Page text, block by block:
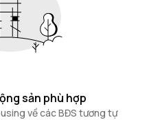
sản phù hợp
về các BĐS tương tự